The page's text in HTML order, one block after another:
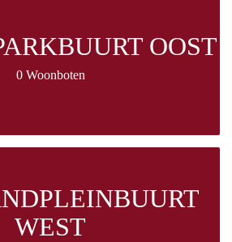
OOST
0 Woonboten
WEST